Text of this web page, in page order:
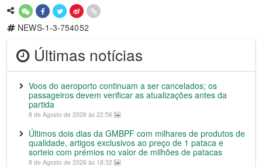
NEWS-1-3-754052
Últimas notícias
Voos do aeroporto continuam a ser cancelados; os
passageiros devem verificar as atualizações antes da
partida
8 de Agosto de 2026 às 22:56
Últimos dois dias da GMBPF com milhares de produtos de
qualidade, artigos exclusivos ao preço de 1 pataca e
sorteio com prémios no valor de milhões de patacas
8 de Agosto de 2026 às 18:32